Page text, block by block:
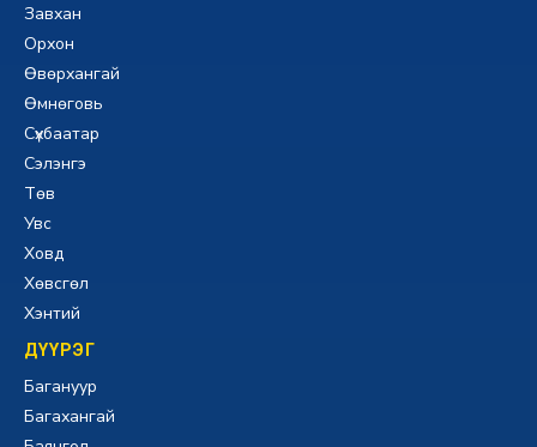
Завхан
Орхон
Өвөрхангай
Өмнөговь
Сүхбаатар
Сэлэнгэ
Төв
Увс
Ховд
Хөвсгөл
Хэнтий
ДҮҮРЭГ
Багануур
Багахангай